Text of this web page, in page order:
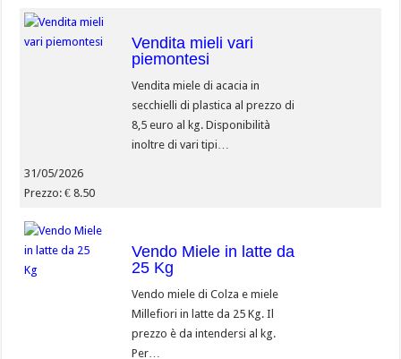
Vendita mieli vari
piemontesi
Vendita miele di acacia in
secchielli di plastica al prezzo di
8,5 euro al kg. Disponibilità
inoltre di vari tipi…
31/05/2026
Prezzo: € 8.50
Vendo Miele in latte da
25 Kg
Vendo miele di Colza e miele
Millefiori in latte da 25 Kg. Il
prezzo è da intendersi al kg.
Per…